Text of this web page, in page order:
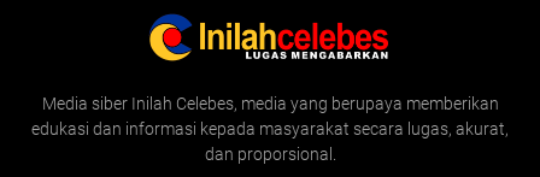
Media siber Inilah Celebes, media yang berupaya memberikan
edukasi dan informasi kepada masyarakat secara lugas, akurat,
dan proporsional.